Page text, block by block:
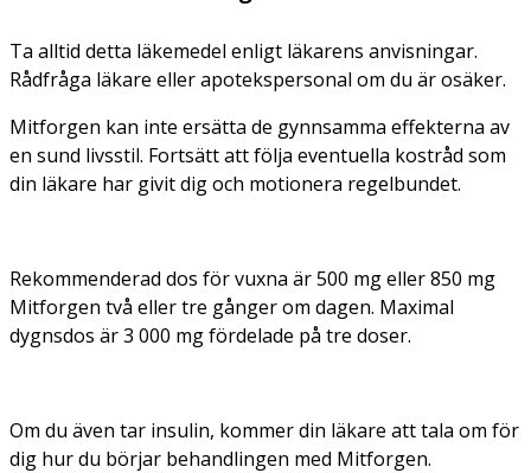
Ta alltid detta läkemedel enligt läkarens anvisningar.
Rådfråga läkare eller apotekspersonal om du är osäker.
Mitforgen kan inte ersätta de gynnsamma effekterna av
en sund livsstil. Fortsätt att följa eventuella kostråd som
din läkare har givit dig och motionera regelbundet.
Rekommenderad dos för vuxna är 500 mg eller 850 mg
Mitforgen två eller tre gånger om dagen. Maximal
dygnsdos är 3 000 mg fördelade på tre doser.
Om du även tar insulin, kommer din läkare att tala om för
dig hur du börjar behandlingen med Mitforgen.